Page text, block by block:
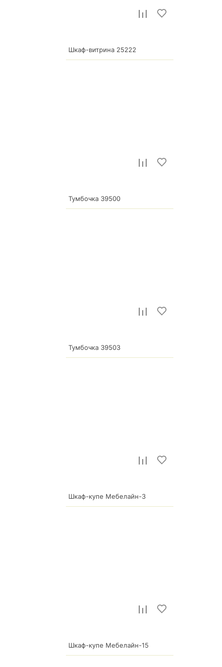
Шкаф-витрина 25222
17 000 р.
Тумбочка 39500
3 810 р.
Тумбочка 39503
3 810 р.
Шкаф-купе Мебелайн-3
59 995 р.
Шкаф-купе Мебелайн-15
74 035 р.